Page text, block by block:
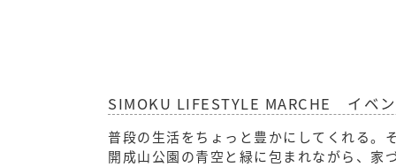
SIMOKU LIFESTYLE MARCHE イベ
普段の生活をちょっと豊かにしてくれる。
開成山公園の青空と緑に包まれながら、家